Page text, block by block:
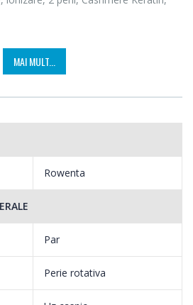
MAI MULT...
Rowenta
Par
Perie rotativa